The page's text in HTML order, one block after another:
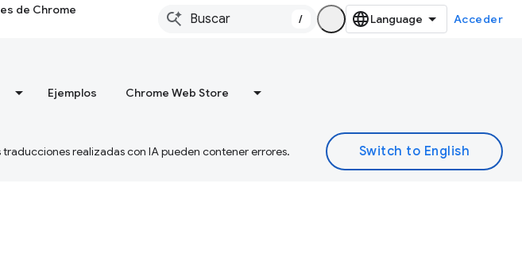
de Chrome
/ Acceder
Ejemplos Chrome Web Store
realizadas con IA pueden contener errores.